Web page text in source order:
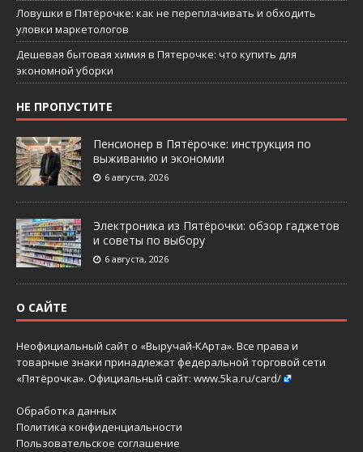
Ловушки в Пятёрочке: как не переплачивать и обходить
уловки маркетологов
Дешевая бытовая химия в Пятерочке: что купить для
экономной уборки
НЕ ПРОПУСТИТЕ
Пенсионер в Пятёрочке: инструкция по
выживанию и экономии
6 августа, 2026
Электроника из Пятёрочки: обзор гаджетов
и советы по выбору
6 августа, 2026
О САЙТЕ
Неофициальный сайт о «Выручай-КАрта». Все права и
товарные знаки принадлежат федеральной торговой сети
«Пятёрочка». Официальный сайт: www.5ka.ru/card/
Обработка данных
Политика конфиденциальности
Пользовательское соглашение